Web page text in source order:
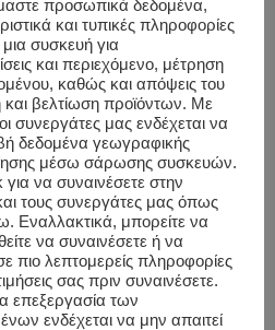
(AI) is emerging
more targeted and
Especially with the
,
,
,For
AI access to
employees,AI
at work,AI
Revolutionasing
at Work,AI
Wellbeing,
προσωπικά δεδομένα,
και τυπικές πληροφορίες
συσκευή για
και περιεχόμενο, μέτρηση
καθώς και απόψεις του
και βελτίωση προϊόντων. Με
συνεργάτες μας ενδέχεται να
δεδομένα γεωγραφικής
μέσω σάρωσης συσκευών.
να συναινέσετε στην
τους συνεργάτες μας όπως
Εναλλακτικά, μπορείτε να
να συναινέσετε ή να
πιο λεπτομερείς πληροφορίες
σας πριν συναινέσετε.
επεξεργασία των
ενδέχεται να μην απαιτεί